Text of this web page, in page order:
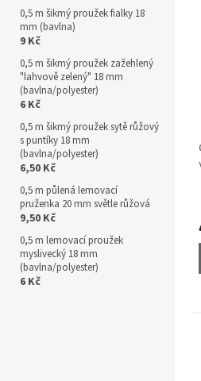
0,5 m šikmý proužek fialky 18
mm (bavlna)
9 Kč
0,5 m šikmý proužek zažehlený
"lahvově zelený" 18 mm
(bavlna/polyester)
6 Kč
0,5 m šikmý proužek sytě růžový
s puntíky 18 mm
(bavlna/polyester)
6,50 Kč
0,5 m půlená lemovací
pruženka 20 mm světle růžová
9,50 Kč
0,5 m lemovací proužek
myslivecký 18 mm
(bavlna/polyester)
6 Kč